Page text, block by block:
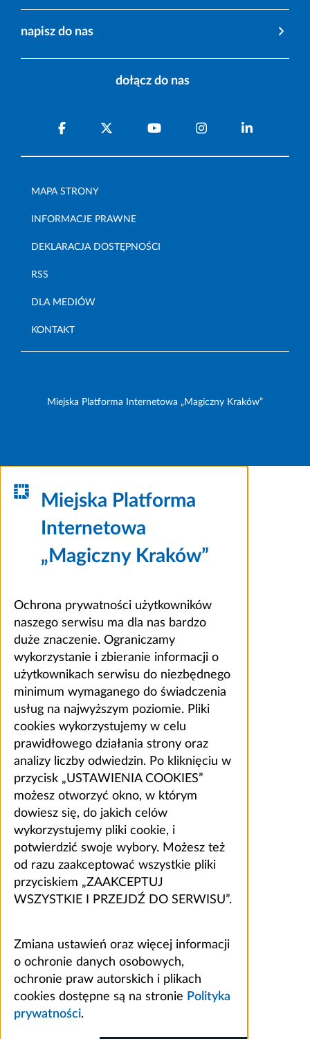
napisz do nas
dołącz do nas
MAPA STRONY
INFORMACJE PRAWNE
DEKLARACJA DOSTĘPNOŚCI
RSS
DLA MEDIÓW
KONTAKT
Miejska Platforma Internetowa „Magiczny Kraków”
Miejska Platforma
Internetowa
„Magiczny Kraków”
Ochrona prywatności użytkowników
naszego serwisu ma dla nas bardzo
duże znaczenie. Ograniczamy
wykorzystanie i zbieranie informacji o
użytkownikach serwisu do niezbędnego
minimum wymaganego do świadczenia
usług na najwyższym poziomie. Pliki
cookies wykorzystujemy w celu
prawidłowego działania strony oraz
analizy liczby odwiedzin. Po kliknięciu w
przycisk „USTAWIENIA COOKIES”
możesz otworzyć okno, w którym
dowiesz się, do jakich celów
wykorzystujemy pliki cookie, i
potwierdzić swoje wybory. Możesz też
od razu zaakceptować wszystkie pliki
przyciskiem „ZAAKCEPTUJ
WSZYSTKIE I PRZEJDŹ DO SERWISU”.
Zmiana ustawień oraz więcej informacji
o ochronie danych osobowych,
ochronie praw autorskich i plikach
cookies dostępne są na stronie Polityka
prywatności.